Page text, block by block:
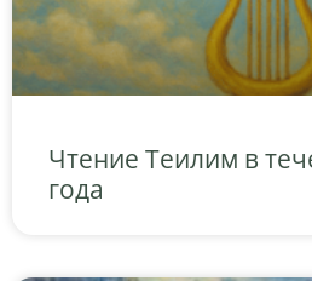
Чтение Теилим в
года